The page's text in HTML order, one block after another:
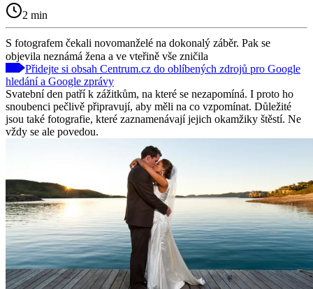
2 min
S fotografem čekali novomanželé na dokonalý záběr. Pak se
objevila neznámá žena a ve vteřině vše zničila
Přidejte si obsah Centrum.cz do oblíbených zdrojů pro Google
hledání a Google zprávy
Svatební den patří k zážitkům, na které se nezapomíná. I proto ho
snoubenci pečlivě připravují, aby měli na co vzpomínat. Důležité
jsou také fotografie, které zaznamenávají jejich okamžiky štěstí. Ne
vždy se ale povedou.